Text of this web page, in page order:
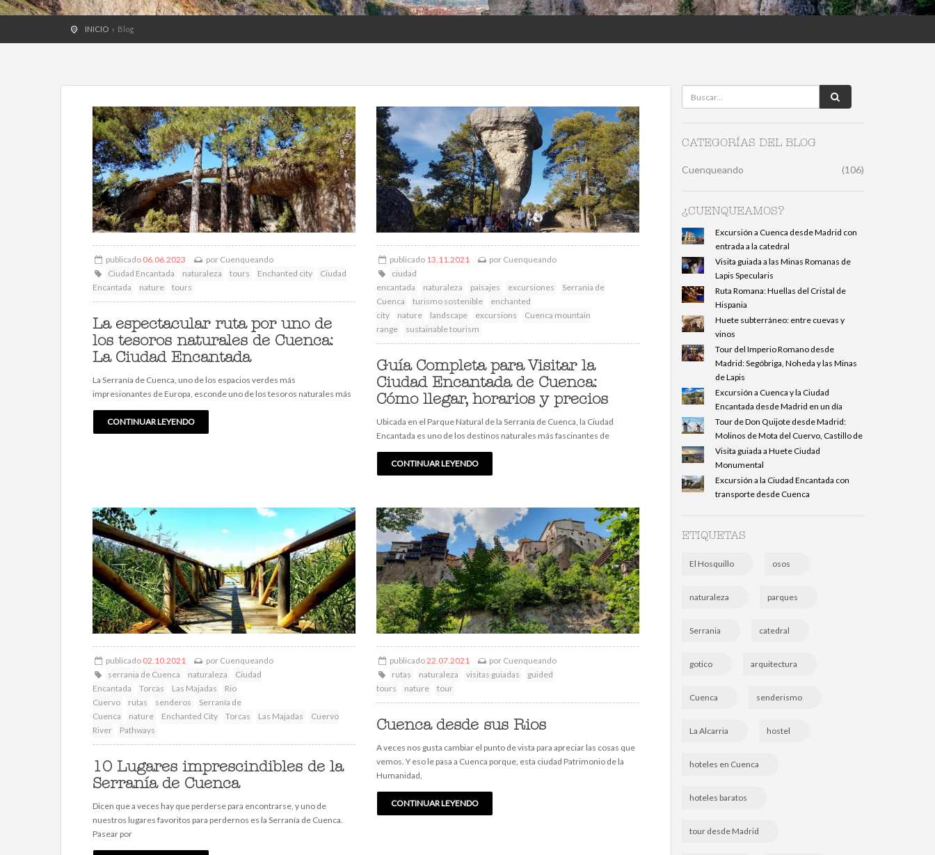
INICIO Blog
publicado 06.06.2023 por Cuenqueando
Ciudad Encantada
naturaleza tours Enchanted city
Ciudad
Encantada
nature tours
La espectacular ruta por uno de
los tesoros naturales de Cuenca:
La Ciudad Encantada
La Serranía de Cuenca, uno de los espacios verdes más
impresionantes de Europa, esconde uno de los tesoros naturales más
CONTINUAR LEYENDO
publicado 13.11.2021 por Cuenqueando
ciudad
encantada
naturaleza paisajes excursiones
Serrania de
Cuenca
turismo sostenible
enchanted
city
nature landscape excursions
Cuenca mountain
range
sustainable tourism
Guía Completa para Visitar la
Ciudad Encantada de Cuenca:
Cómo llegar, horarios y precios
Ubicada en el Parque Natural de la Serranía de Cuenca, la Ciudad
Encantada es uno de los destinos naturales más fascinantes de
CONTINUAR LEYENDO
publicado 02.10.2021 por Cuenqueando
serrania de Cuenca
naturaleza
Ciudad
Encantada
Torcas Las Majadas
Rio
Cuervo
rutas senderos
Serranía de
Cuenca
nature Enchanted City Torcas Las Majadas
Cuervo
River
Pathways
10 Lugares imprescindibles de la
Serranía de Cuenca
Dicen que a veces hay que perderse para encontrarse, y uno de
nuestros lugares favoritos para perdernos es la Serranía de Cuenca.
Pasear por
publicado22.07.2021 por Cuenqueando
rutas
naturaleza visitas guiadas
guided
tours
nature tour
Cuenca desde sus Rios
A veces nos gusta cambiar el punto de vista para apreciar las cosas que
vemos. Y eso le pasa a Cuenca porque, esta ciudad Patrimonio de la
Humanidad,
CONTINUAR LEYENDO
CATEGORÍAS DEL BLOG
Cuenqueando (106)
¿CUENQUEAMOS?
Excursión a Cuenca desde Madrid con
entrada a la catedral
Visita guiada a las Minas Romanas de
Lapis Specularis
Ruta Romana: Huellas del Cristal de
Hispania
Huete subterráneo: entre cuevas y
vinos
Tour del Imperio Romano desde
Madrid: Segóbriga, Noheda y las Minas
de Lapis
Excursión a Cuenca y la Ciudad
Encantada desde Madrid en un día
Tour de Don Quijote desde Madrid:
Molinos de Mota del Cuervo, Castillo de
Visita guiada a Huete Ciudad
Monumental
Excursión a la Ciudad Encantada con
transporte desde Cuenca
ETIQUETAS
El Hosquillo osos
naturaleza parques
Serrania catedral
gotico arquitectura
Cuenca senderismo
La Alcarria hostel
hoteles en Cuenca
hoteles baratos
tour desde Madrid